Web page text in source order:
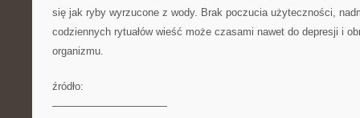
się jak ryby wyrzucone z wody. Brak poczucia użyteczności,
codziennych rytuałów wieść może czasami nawet do depresji i
organizmu.
źródło:
———————————